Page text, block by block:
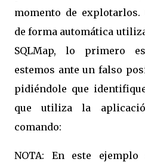
momento de
de forma automática
SQLMap, lo primero
estemos ante un falso
pidiéndole que
que utiliza la
comando:
NOTA: En este